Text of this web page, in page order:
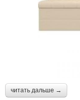
читать дальше →